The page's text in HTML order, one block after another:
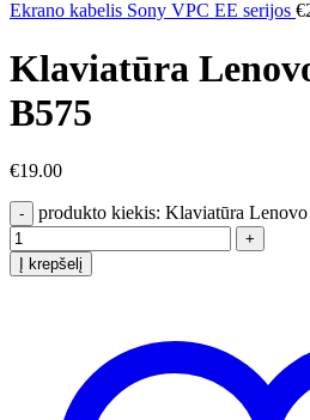
Ekrano kabelis Sony VPC EE serijos €
Klaviatūra
B575
€19.00
produkto kiekis: Klaviatūra
Į krepšelį